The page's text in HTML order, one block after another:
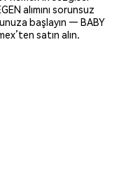
alımını sorunsuz
başlayın — BABY
satın alın.